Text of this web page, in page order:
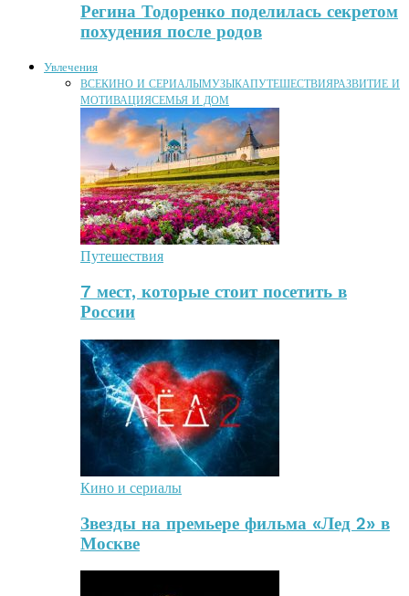
Регина Тодоренко поделилась секретом
похудения после родов
Увлечения
ВСЕКИНО И СЕРИАЛЫМУЗЫКАПУТЕШЕСТВИЯРАЗВИТИЕ И
МОТИВАЦИЯСЕМЬЯ И ДОМ
Путешествия
7 мест, которые стоит посетить в
России
Кино и сериалы
Звезды на премьере фильма «Лед 2» в
Москве